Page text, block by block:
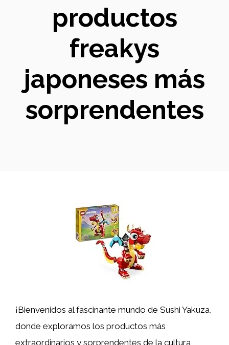
productos
freakys
japoneses más
sorprendentes
¡Bienvenidos al fascinante mundo de Sushi Yakuza,
donde exploramos los productos más
extraordinarios y sorprendentes de la cultura